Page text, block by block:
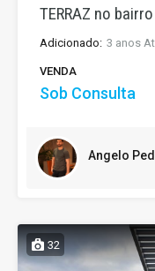
TERRAZ no
Adicionado: 3 anos
VENDA
Sob Consulta
Angelo
32